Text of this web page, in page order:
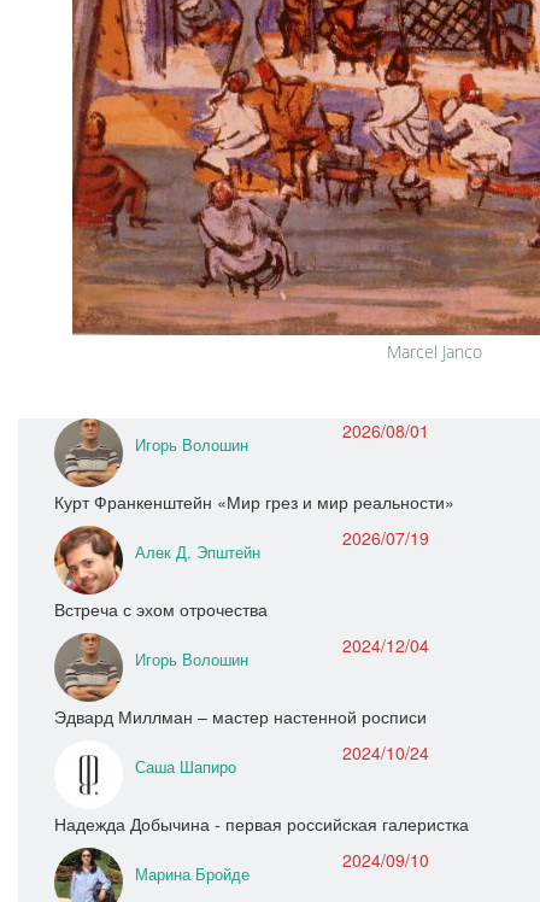
Marcel Janco
Игорь Волошин
2026/08/01
Курт Франкенштейн «Мир грез и мир реальности»
Алек Д. Эпштейн
2026/07/19
Встреча с эхом отрочества
Игорь Волошин
2024/12/04
Эдвард Миллман – мастер настенной росписи
Саша Шапиро
2024/10/24
Надежда Добычина - первая российская галеристка
Марина Бройде
2024/09/10